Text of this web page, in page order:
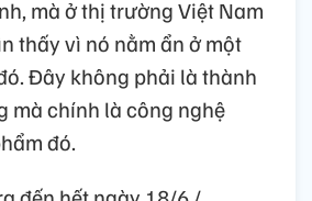
mà ở thị trường Việt Nam
thấy vì nó nằm ẩn ở một
Đây không phải là thành
mà chính là công nghệ
đó.